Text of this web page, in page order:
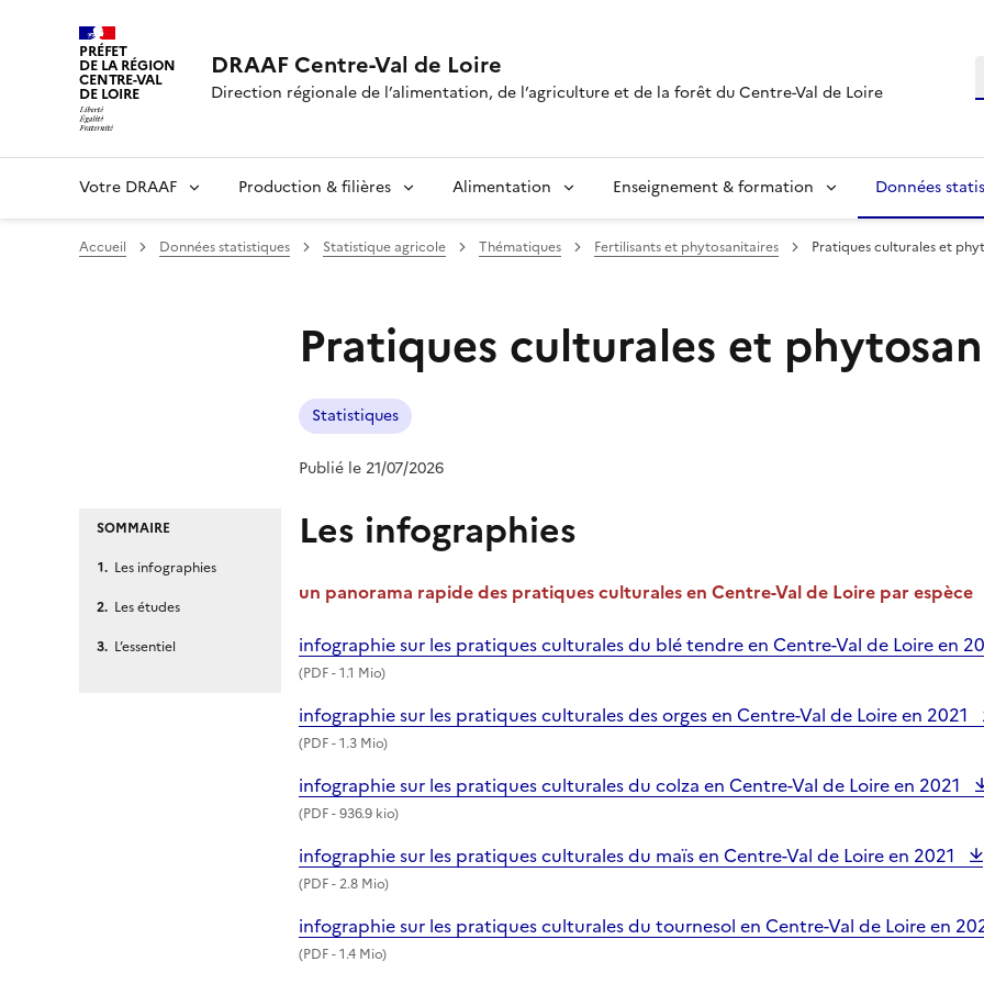
PRÉFET
DE LA RÉGION
CENTRE-VAL
DE LOIRE
DRAAF Centre-Val de Loire
Direction régionale de l’alimentation, de l’agriculture et de la forêt du Centre-Val de Loire
Votre DRAAF Production & filières Alimentation Enseignement & formation Données
Accueil Données statistiques Statistique agricole Thématiques Fertilisants et phytosanitaires Pratiques culturales et
Pratiques culturales et
Statistiques
Publié le 21/07/2026
SOMMAIRE
Les infographies
Les études
L’essentiel
Les infographies
un panorama rapide des pratiques culturales en Centre-Val de Loire par espèce
infographie sur les pratiques culturales du blé tendre en Centre-Val de Loire en
(PDF- 1.1 Mio)
infographie sur les pratiques culturales des orges en Centre-Val de Loire en 2021
(PDF- 1.3 Mio)
infographie sur les pratiques culturales du colza en Centre-Val de Loire en 2021
(PDF- 936.9 kio)
infographie sur les pratiques culturales du maïs en Centre-Val de Loire en 2021
(PDF- 2.8 Mio)
infographie sur les pratiques culturales du tournesol en Centre-Val de Loire en
(PDF- 1.4 Mio)